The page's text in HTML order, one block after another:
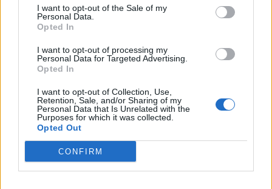
I want to opt-out of the Sale of my
Personal Data.
Opted In
I want to opt-out of processing my
Personal Data for Targeted Advertising.
Opted In
I want to opt-out of Collection, Use,
Retention, Sale, and/or Sharing of my
Personal Data that Is Unrelated with the
Purposes for which it was collected.
Opted Out
CONFIRM
2026. augusztus 05., szerda
Elfogadta a képviselőház a
biológiai sokféleség megőrzésére
vonatkozó stratégiát